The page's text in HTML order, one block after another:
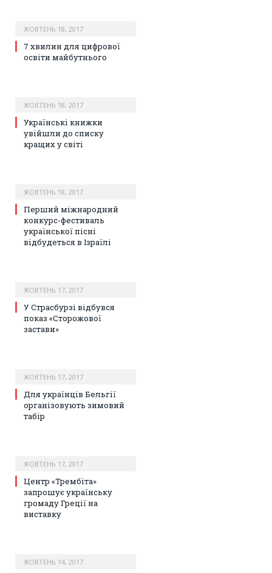
ЖОВТЕНЬ 18, 2017
7 хвилин для цифрової
освіти майбутнього
ЖОВТЕНЬ 18, 2017
Українські книжки
увійшли до списку
кращих у світі
ЖОВТЕНЬ 18, 2017
Перший міжнародний
конкурс-фестиваль
української пісні
відбудеться в Ізраїлі
ЖОВТЕНЬ 17, 2017
У Страсбурзі відбувся
показ «Сторожової
застави»
ЖОВТЕНЬ 17, 2017
Для українців Бельгії
організовують зимовий
табір
ЖОВТЕНЬ 17, 2017
Центр «Трембіта»
запрошує українську
громаду Греції на
виставку
ЖОВТЕНЬ 14, 2017